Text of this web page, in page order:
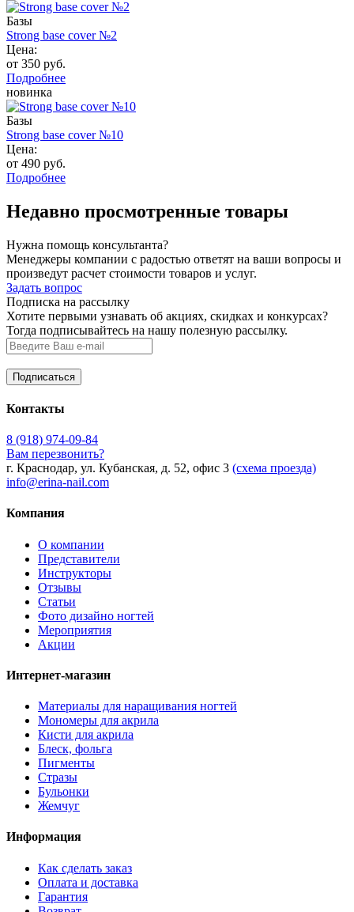
Базы
Strong base cover №2
Цена:
от 350 руб.
Подробнее
новинка
Базы
Strong base cover №10
Цена:
от 490 руб.
Подробнее
Недавно просмотренные товары
Нужна помощь консультанта?
Менеджеры компании с радостью ответят на ваши вопросы и
произведут расчет стоимости товаров и услуг.
Задать вопрос
Подписка на рассылку
Хотите первыми узнавать об акциях, скидках и конкурсах?
Тогда подписывайтесь на нашу полезную рассылку.
Контакты
8 (918) 974-09-84
Вам перезвонить?
г. Краснодар, ул. Кубанская, д. 52, офис 3 (схема проезда)
info@erina-nail.com
Компания
О компании
Представители
Инструкторы
Отзывы
Статьи
Фото дизайно ногтей
Мероприятия
Акции
Интернет-магазин
Материалы для наращивания ногтей
Мономеры для акрила
Кисти для акрила
Блеск, фольга
Пигменты
Стразы
Бульонки
Жемчуг
Информация
Как сделать заказ
Оплата и доставка
Гарантия